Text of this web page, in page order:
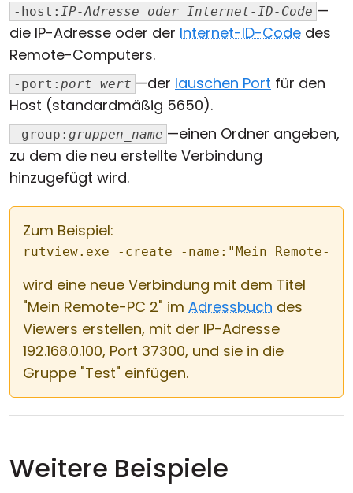
-host: IP-Adresse oder Internet-ID-Code —
die IP-Adresse oder der Internet-ID-Code des
Remote-Computers.
-port: port_wert —der lauschen Port für den
Host (standardmäßig 5650).
-group: gruppen_name —einen Ordner angeben,
zu dem die neu erstellte Verbindung
hinzugefügt wird.
Zum Beispiel:
rutview.exe -create -name:"Mein Remote-
wird eine neue Verbindung mit dem Titel
"Mein Remote-PC 2" im Adressbuch des
Viewers erstellen, mit der IP-Adresse
192.168.0.100, Port 37300, und sie in die
Gruppe "Test" einfügen.
Weitere Beispiele